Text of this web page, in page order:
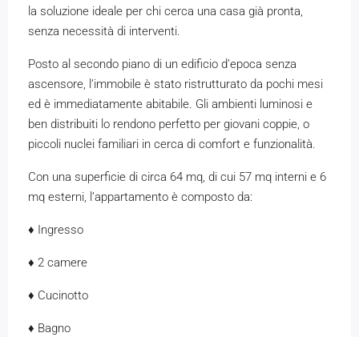
la soluzione ideale per chi cerca una casa già pronta,
senza necessità di interventi.
Posto al secondo piano di un edificio d’epoca senza
ascensore, l’immobile è stato ristrutturato da pochi mesi
ed è immediatamente abitabile. Gli ambienti luminosi e
ben distribuiti lo rendono perfetto per giovani coppie, o
piccoli nuclei familiari in cerca di comfort e funzionalità.
Con una superficie di circa 64 mq, di cui 57 mq interni e 6
mq esterni, l’appartamento è composto da:
♦ Ingresso
♦ 2 camere
♦ Cucinotto
♦ Bagno